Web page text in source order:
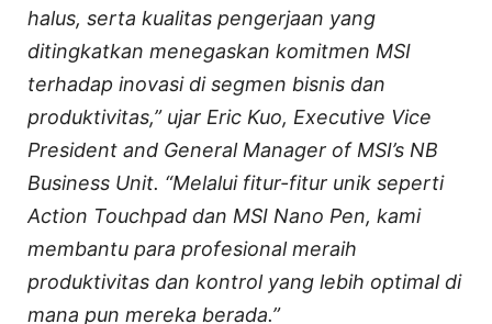
halus, serta kualitas pengerjaan yang
ditingkatkan menegaskan komitmen MSI
terhadap inovasi di segmen bisnis dan
produktivitas,” ujar Eric Kuo, Executive Vice
President and General Manager of MSI’s NB
Business Unit. “Melalui fitur-fitur unik seperti
Action Touchpad dan MSI Nano Pen, kami
membantu para profesional meraih
produktivitas dan kontrol yang lebih optimal di
mana pun mereka berada.”